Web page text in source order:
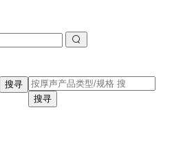
搜寻
搜寻